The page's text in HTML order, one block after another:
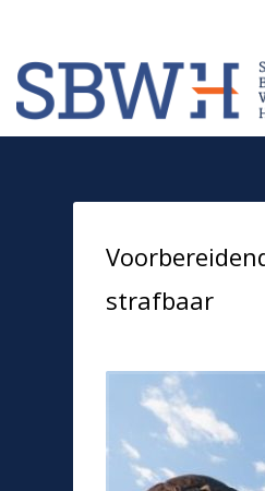
1 Login or create
If you still have
strafbaar